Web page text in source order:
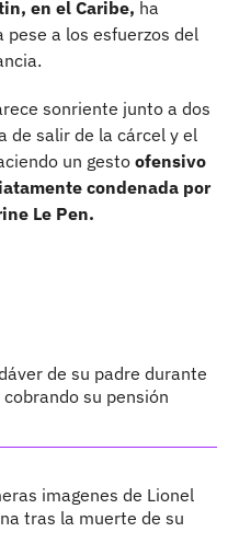
en el Caribe, ha
pese a los esfuerzos del
sonriente junto a dos
de salir de la cárcel y el
un gesto ofensivo
condenada por
Le Pen.
de su padre durante
su pensión
imagenes de Lionel
tras la muerte de su